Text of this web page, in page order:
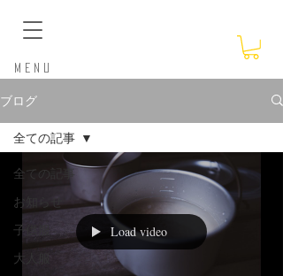
​Menu
ブログ
全ての記事
お知らせ
子供服
大人服
全ての記事
Load video